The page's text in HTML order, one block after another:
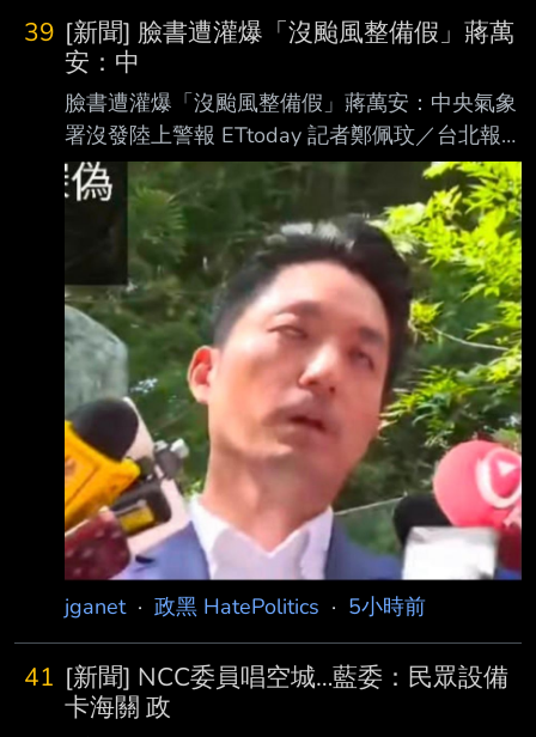
陳沂則質疑，同樣投入BNT疫苗採購的台積電、
永齡基金會並未傳出類似情況，不能因 慈濟遭
遇詐騙，就藉此洗台灣人記憶。 慈濟疫苗採購
遭詐騙 陳時中要求道歉 陳沂在臉書發文指
出，疫情爆發時，政府表示無法購得BNT疫苗，
促使民間力量介入，其 中台積電與永齡基金會
分別採購500萬劑BNT疫苗捐贈，後續慈濟基金
會也加入採購行列， 同樣購買
39 [新聞] 臉書遭灌爆「沒颱風整備假」蔣萬
安：中
臉書遭灌爆「沒颱風整備假」蔣萬安：中央氣象
署沒發陸上警報 ETtoday 記者鄭佩玟／台北報
導 中度颱風白海豚雖未直接朝台灣撲來，不過
其外圍環流仍明顯影響北台灣，中央氣象署今
（9日）上午8時30分持續發布海上颱風警報，
有網友湧入台北市蔣萬安臉書嗆，「颱風假的
標準到底在哪裡？為什麼沒有颱風整備假？」蔣
萬安受訪回應，氣象署這次沒有發布陸上颱 風
警報，昨天經過4市討論後今天就沒有宣布停班
課，根據評估，也許到下午或傍晚 時間，慢慢
經過台灣北部上方，再往西移動，漸漸就會趨
緩。 蔣萬安今日上午主持白海豚颱風第3次
jganet· 政黑 HatePolitics · 5小時前
41 [新聞] NCC委員唱空城…藍委：民眾設備
卡海關 政